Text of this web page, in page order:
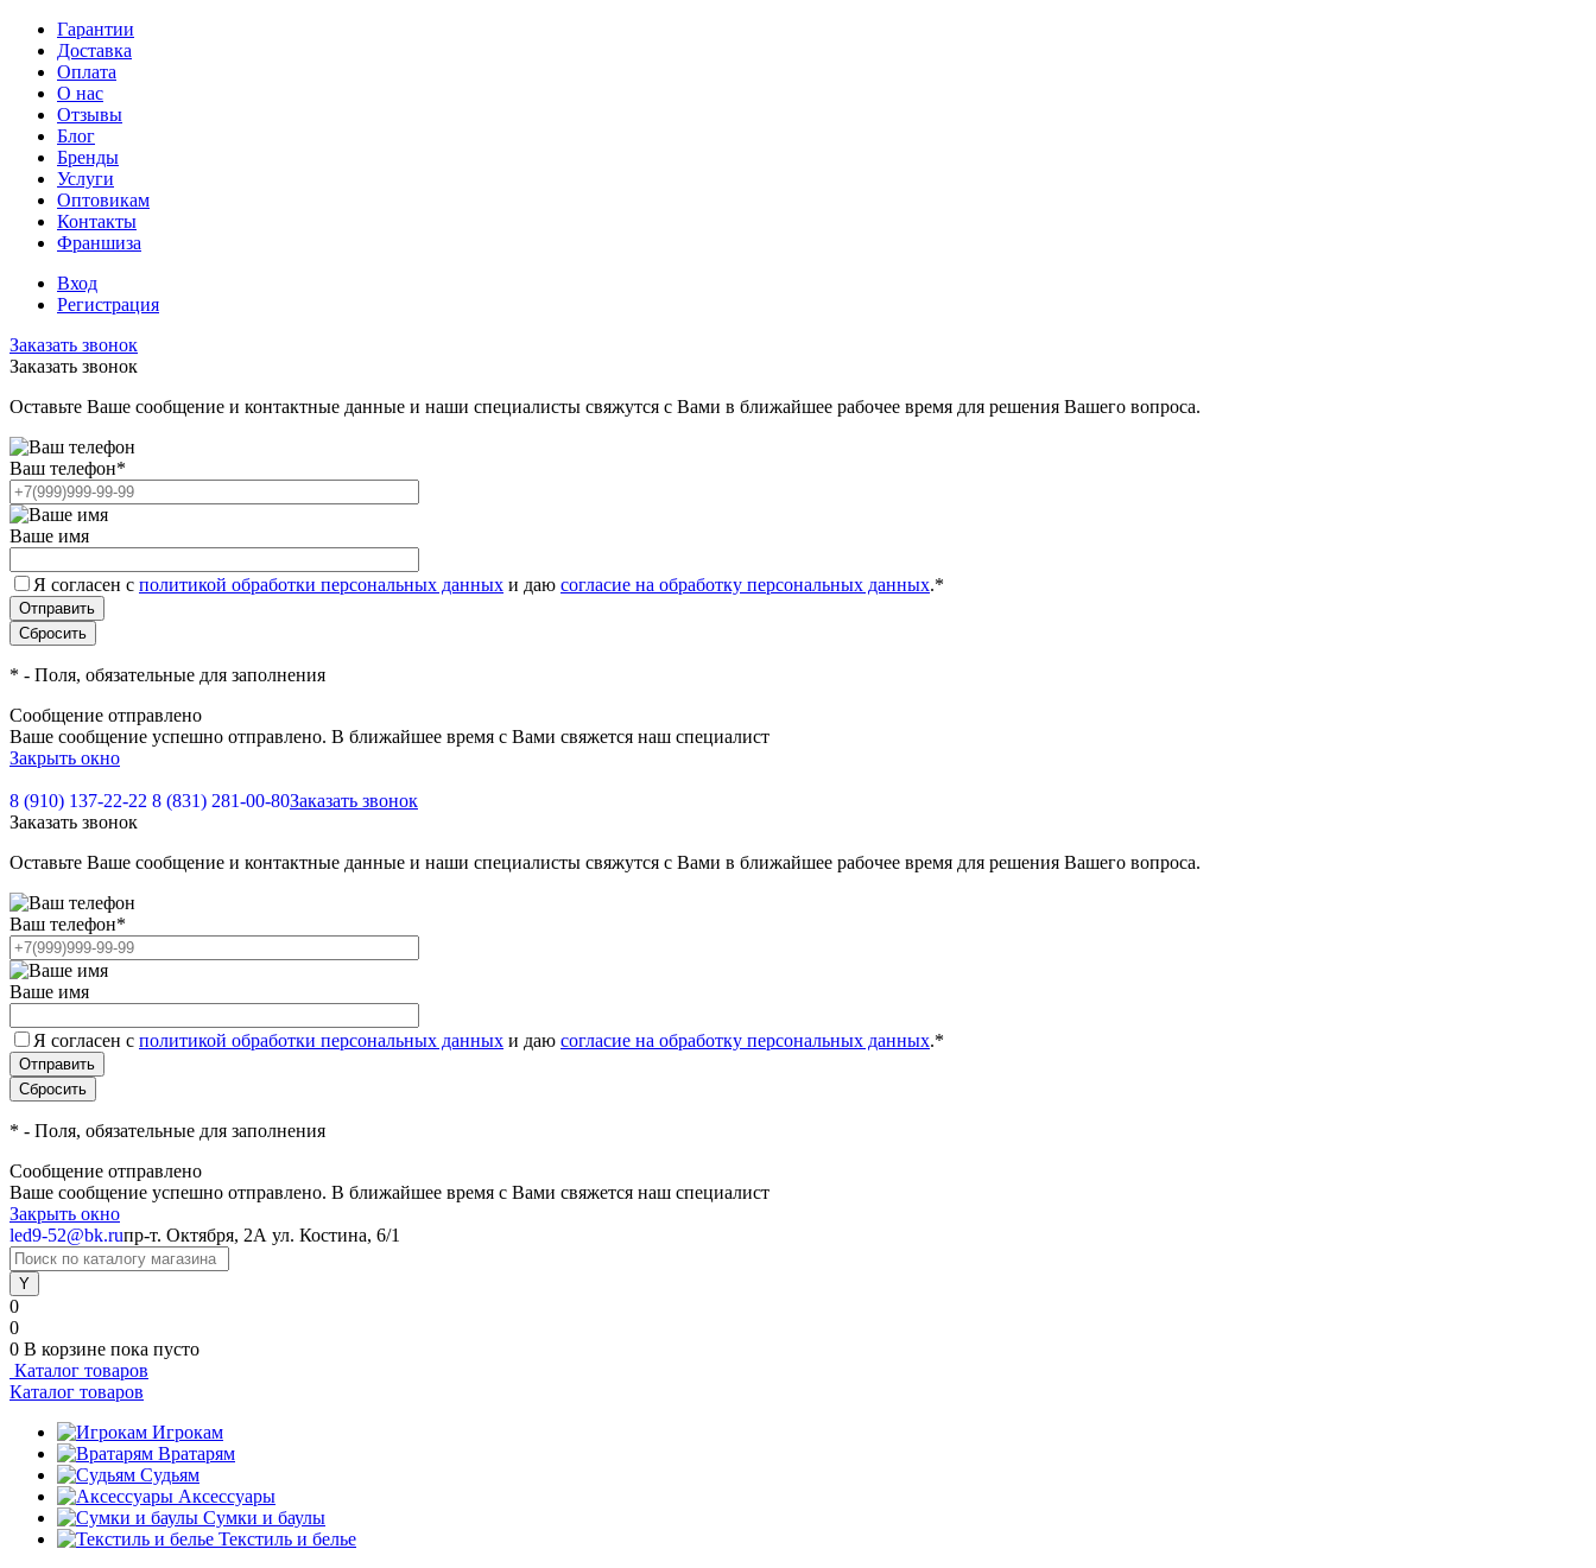
Гарантии
Доставка
Оплата
О нас
Отзывы
Блог
Бренды
Услуги
Оптовикам
Контакты
Франшиза
Вход
Регистрация
Заказать звонок
Заказать звонок
Оставьте Ваше сообщение и контактные данные и наши специалисты свяжутся с Вами в ближайшее рабочее время для решения Вашего вопроса.
Ваш телефон*
Ваше имя
Я согласен с политикой обработки персональных данных и даю согласие на обработку персональных данных.*
* - Поля, обязательные для заполнения
Сообщение отправлено
Ваше сообщение успешно отправлено. В ближайшее время с Вами свяжется наш специалист
Закрыть окно
8 (910) 137-22-22 8 (831) 281-00-80Заказать звонок
Заказать звонок
Оставьте Ваше сообщение и контактные данные и наши специалисты свяжутся с Вами в ближайшее рабочее время для решения Вашего вопроса.
Ваш телефон*
Ваше имя
Я согласен с политикой обработки персональных данных и даю согласие на обработку персональных данных.*
* - Поля, обязательные для заполнения
Сообщение отправлено
Ваше сообщение успешно отправлено. В ближайшее время с Вами свяжется наш специалист
Закрыть окно
led9-52@bk.ruпр-т. Октября, 2А ул. Костина, 6/1
0
0
0 В корзине пока пусто
Каталог товаров
Каталог товаров
Игрокам
Вратарям
Судьям
Аксессуары
Сумки и баулы
Текстиль и белье